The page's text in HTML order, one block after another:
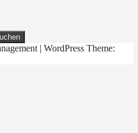
| WordPress Theme: